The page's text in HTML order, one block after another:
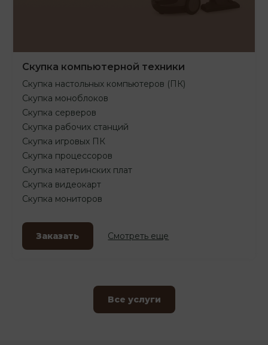
Скупка компьютерной техники
Скупка настольных компьютеров (ПК)
Скупка моноблоков
Скупка серверов
Скупка рабочих станций
Скупка игровых ПК
Скупка процессоров
Скупка материнских плат
Скупка видеокарт
Скупка мониторов
Заказать Смотреть еще
Все услуги